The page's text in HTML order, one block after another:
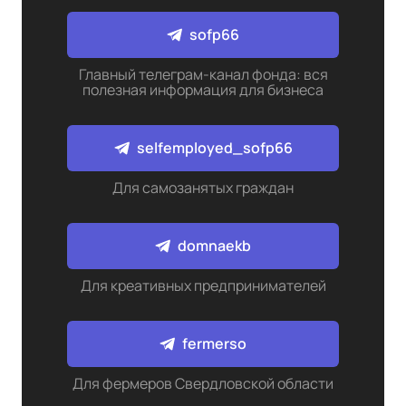
sofp66
Главный телеграм-канал фонда: вся
полезная информация для бизнеса
selfemployed_sofp66
Для самозанятых граждан
domnaekb
Для креативных предпринимателей
fermerso
Для фермеров Свердловской области